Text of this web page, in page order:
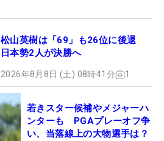
松山英樹は「69」も26位に後退
日本勢2人が決勝へ
2026年8月8日 (土) 08時41分 1
若きスター候補やメジャーハ
ンターも PGAプレーオフ争
い、当落線上の大物選手は？